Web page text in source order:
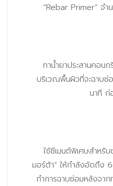
“Rebar Primer” จำ
ทาน้ำยาประสานคอน
บริเวณพื้นผิวที่จะฉาบซ่
นาที ก่
ใช้ซีเมนต์พิเศษสำหรั
มอร์ต้า” ให้กำลังอัดถึง
ทำการฉาบซ่อมหลังจาก